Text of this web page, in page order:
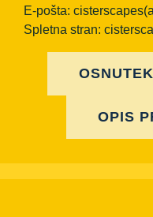
E-pošta:
Spletna stran:
OPIS